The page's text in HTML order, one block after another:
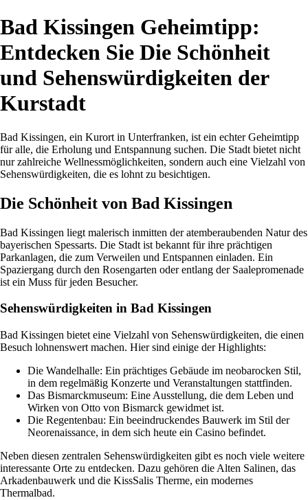
Bad Kissingen Geheimtipp:
Entdecken Sie Die Schönheit
und Sehenswürdigkeiten der
Kurstadt
Bad Kissingen, ein Kurort in Unterfranken, ist ein echter Geheimtipp
für alle, die Erholung und Entspannung suchen. Die Stadt bietet nicht
nur zahlreiche Wellnessmöglichkeiten, sondern auch eine Vielzahl von
Sehenswürdigkeiten, die es lohnt zu besichtigen.
Die Schönheit von Bad Kissingen
Bad Kissingen liegt malerisch inmitten der atemberaubenden Natur des
bayerischen Spessarts. Die Stadt ist bekannt für ihre prächtigen
Parkanlagen, die zum Verweilen und Entspannen einladen. Ein
Spaziergang durch den Rosengarten oder entlang der Saalepromenade
ist ein Muss für jeden Besucher.
Sehenswürdigkeiten in Bad Kissingen
Bad Kissingen bietet eine Vielzahl von Sehenswürdigkeiten, die einen
Besuch lohnenswert machen. Hier sind einige der Highlights:
Die Wandelhalle: Ein prächtiges Gebäude im neobarocken Stil,
in dem regelmäßig Konzerte und Veranstaltungen stattfinden.
Das Bismarckmuseum: Eine Ausstellung, die dem Leben und
Wirken von Otto von Bismarck gewidmet ist.
Die Regentenbau: Ein beeindruckendes Bauwerk im Stil der
Neorenaissance, in dem sich heute ein Casino befindet.
Neben diesen zentralen Sehenswürdigkeiten gibt es noch viele weitere
interessante Orte zu entdecken. Dazu gehören die Alten Salinen, das
Arkadenbauwerk und die KissSalis Therme, ein modernes
Thermalbad.